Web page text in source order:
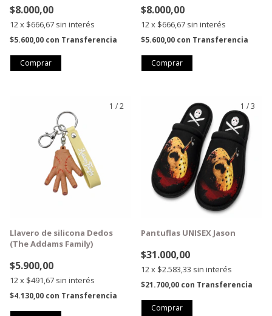
$8.000,00
12x $666,67 sin interés
$5.600,00 con Transferencia
$8.000,00
12x $666,67 sin interés
$5.600,00 con Transferencia
1 /2
Llavero de silicona Dedos
(The Addams Family)
$5.900,00
12x $491,67 sin interés
$4.130,00 con Transferencia
1 /3
Pantuflas UNISEX Jason
$31.000,00
12x $2.583,33 sin interés
$21.700,00 con Transferencia
Comprar